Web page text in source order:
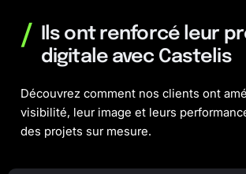
/ Ils ont renforcé leur
digitale avec Castelis
Découvrez comment nos clients ont
visibilité, leur image et leurs
des projets sur mesure.